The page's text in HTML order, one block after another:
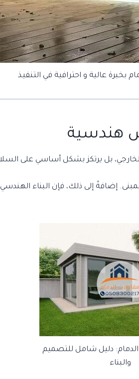
بخبرة عالية و احترافية في التنفيذ
هندسية
بل يرتكز بشكل أساسي على
إضافةً إلى ذلك، فإن البناء
دليل شامل للتصميم
والبناء